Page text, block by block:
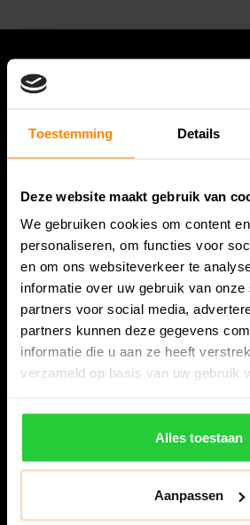
Toestemming Details
Deze website maakt gebruik van
We gebruiken cookies om content
personaliseren, om functies voor
en om ons websiteverkeer te
informatie over uw gebruik van onze
partners voor social media,
partners kunnen deze gegevens
informatie die u aan ze heeft
verzameld op basis van uw gebruik
Alles toestaan
Aanpassen
Bespanracket.nl is dé
omstreken.
Snijdersstraat 6
8224 AA Lelystad
Nederland
06-57276080